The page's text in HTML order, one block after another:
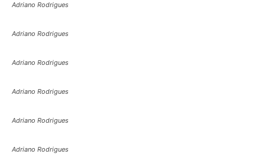
Adriano Rodrigues
Adriano Rodrigues
Adriano Rodrigues
Adriano Rodrigues
Adriano Rodrigues
Adriano Rodrigues